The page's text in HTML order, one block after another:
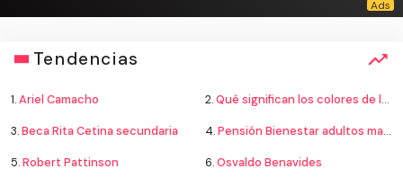
Tendencias
1.Ariel Camacho 2.Qué significan los colores de la bandera
3.Beca Rita Cetina secundaria 4.Pensión Bienestar adultos mayores
5.Robert Pattinson 6.Osvaldo Benavides